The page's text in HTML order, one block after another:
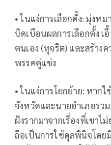
• ในแง่การเลือกตั้ง: มุ่งห
บิดเบือนผลการเลือกตั้ง
ตนเอง (ทุจริต) และสร้าง
พรรคคู่แข่ง
• ในแง่การโยกย้าย: หาก
จังหวัดและนายอำเภอรว
ฝังรากมาจากเรื่องที่เขาไ
ถือเป็นการใช้ดุลพินิจโด